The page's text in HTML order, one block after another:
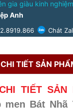
gia giàu kinh nghiệm
Anh
Chát
CHI TIẾT SẢN
TIẾT SẢN
men Bát Nhã